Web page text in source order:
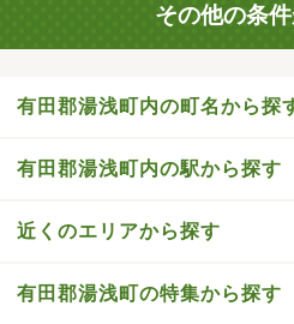
その他の条
有田郡湯浅町内の町名から探
有田郡湯浅町内の駅から探す
近くのエリアから探す
有田郡湯浅町の特集から探す